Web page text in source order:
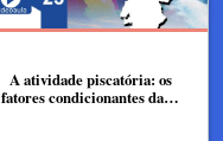
A atividade piscatória: os
fatores condicionantes da…